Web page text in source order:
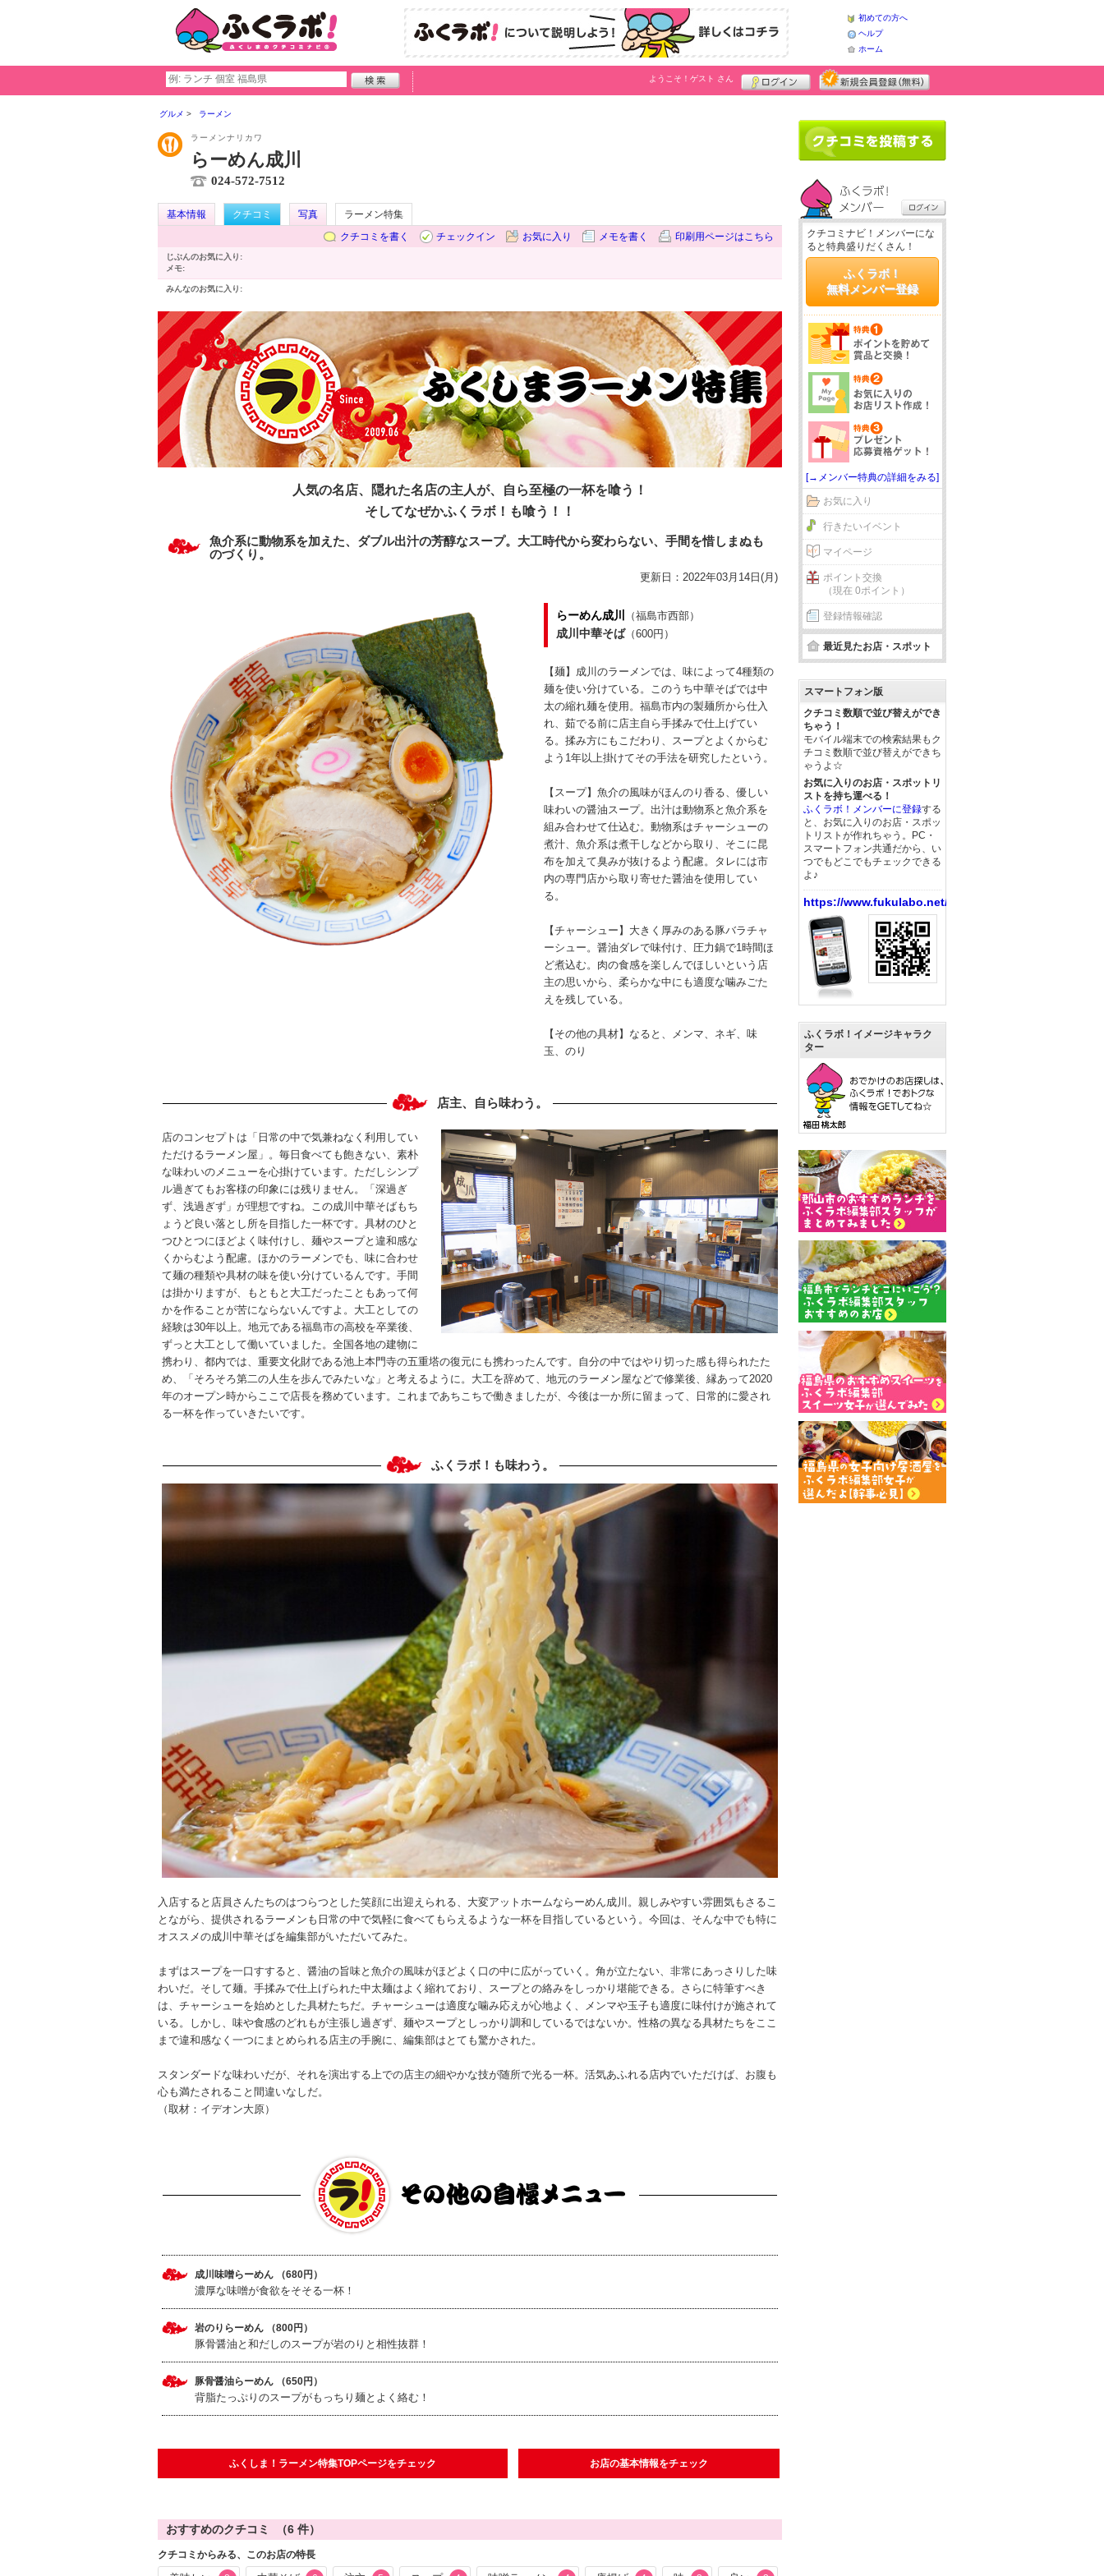
初めての方へ
ヘルプ
ホーム
ようこそ！ ゲスト さん
グルメ ラーメン
ラーメンナリカワ
らーめん成川
024-572-7512
基本情報 クチコミ 写真
ラーメン特集
クチコミを書く
チェックイン お気に入り メモを書く 印刷用ページはこちら
じぶんのお気に入り:
メモ:
みんなのお気に入り:
人気の名店、隠れた名店の主人が、自ら至極の一杯を喰う！
そしてなぜかふくラボ！も喰う！！
魚介系に動物系を加えた、ダブル出汁の芳醇なスープ。大工時代から変わらない、手間を惜しまぬも
のづくり。
更新日：2022年03月14日(月)
らーめん成川 （福島市西部）
成川中華そば（600円）
【麺】成川のラーメンでは、味によって4種類の
麺を使い分けている。このうち中華そばでは中
太の縮れ麺を使用。福島市内の製麺所から仕入
れ、茹でる前に店主自ら手揉みで仕上げてい
る。揉み方にもこだわり、スープとよくからむ
よう1年以上掛けてその手法を研究したという。
【スープ】魚介の風味がほんのり香る、優しい
味わいの醤油スープ。出汁は動物系と魚介系を
組み合わせて仕込む。動物系はチャーシューの
煮汁、魚介系は煮干しなどから取り、そこに昆
布を加えて臭みが抜けるよう配慮。タレには市
内の専門店から取り寄せた醤油を使用してい
る。
【チャーシュー】大きく厚みのある豚バラチャ
ーシュー。醤油ダレで味付け、圧力鍋で1時間ほ
ど煮込む。肉の食感を楽しんでほしいという店
主の思いから、柔らかな中にも適度な噛みごた
えを残している。
【その他の具材】なると、メンマ、ネギ、味
玉、のり
店主、自ら味わう。
店のコンセプトは「日常の中で気兼ねなく利用してい
ただけるラーメン屋」。毎日食べても飽きない、素朴
な味わいのメニューを心掛けています。ただしシンプ
ル過ぎてもお客様の印象には残りません。「深過ぎ
ず、浅過ぎず」が理想ですね。この成川中華そばもち
ょうど良い落とし所を目指した一杯です。具材のひと
つひとつにほどよく味付けし、麺やスープと違和感な
くからむよう配慮。ほかのラーメンでも、味に合わせ
て麺の種類や具材の味を使い分けているんです。手間
は掛かりますが、もともと大工だったこともあって何
かを作ることが苦にならないんですよ。大工としての
経験は30年以上。地元である福島市の高校を卒業後、
ずっと大工として働いていました。全国各地の建物に
携わり、都内では、重要文化財である池上本門寺の五重塔の復元にも携わったんです。自分の中ではやり切った感も得られたた
め、「そろそろ第二の人生を歩んでみたいな」と考えるように。大工を辞めて、地元のラーメン屋などで修業後、縁あって2020
年のオープン時からここで店長を務めています。これまであちこちで働きましたが、今後は一か所に留まって、日常的に愛され
る一杯を作っていきたいです。
ふくラボ！も味わう。
入店すると店員さんたちのはつらつとした笑顔に出迎えられる、大変アットホームならーめん成川。親しみやすい雰囲気もさるこ
とながら、提供されるラーメンも日常の中で気軽に食べてもらえるような一杯を目指しているという。今回は、そんな中でも特に
オススメの成川中華そばを編集部がいただいてみた。
まずはスープを一口すすると、醤油の旨味と魚介の風味がほどよく口の中に広がっていく。角が立たない、非常にあっさりした味
わいだ。そして麺。手揉みで仕上げられた中太麺はよく縮れており、スープとの絡みをしっかり堪能できる。さらに特筆すべき
は、チャーシューを始めとした具材たちだ。チャーシューは適度な噛み応えが心地よく、メンマや玉子も適度に味付けが施されて
いる。しかし、味や食感のどれもが主張し過ぎず、麺やスープとしっかり調和しているではないか。性格の異なる具材たちをここ
まで違和感なく一つにまとめられる店主の手腕に、編集部はとても驚かされた。
スタンダードな味わいだが、それを演出する上での店主の細やかな技が随所で光る一杯。活気あふれる店内でいただけば、お腹も
心も満たされること間違いなしだ。
（取材：イデオン大原）
成川味噌らーめん （680円）
濃厚な味噌が食欲をそそる一杯！
岩のりらーめん （800円）
豚骨醤油と和だしのスープが岩のりと相性抜群！
豚骨醤油らーめん （650円）
背脂たっぷりのスープがもっちり麺とよく絡む！
ふくしま！ラーメン特集TOPページをチェック お店の基本情報をチェック
おすすめのクチコミ （6 件）
クチコミからみる、このお店の特長
クチコミナビ！メンバーにな
ると特典盛りだくさん！
ふくラボ！
無料メンバー登録
[→メンバー特典の詳細をみる]
お気に入り
行きたいイベント
マイページ
ポイント交換
（現在 0ポイント）
登録情報確認
最近見たお店・スポット
スマートフォン版
クチコミ数順で並び替えができ
ちゃう！
モバイル端末での検索結果もク
チコミ数順で並び替えができち
ゃうよ☆
お気に入りのお店・スポットリ
ストを持ち運べる！
ふくラボ！メンバーに登録する
と、お気に入りのお店・スポッ
トリストが作れちゃう。PC・
スマートフォン共通だから、い
つでもどこでもチェックできる
よ♪
https://www.fukulabo.net/
ふくラボ！イメージキャラク
ター